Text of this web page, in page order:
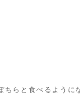
ちらと食べるように